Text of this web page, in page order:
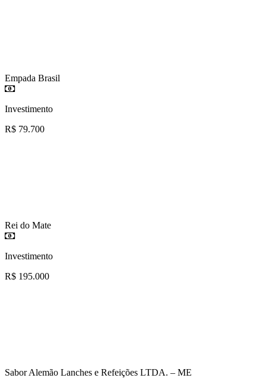
Empada Brasil
Investimento
R$ 79.700
Rei do Mate
Investimento
R$ 195.000
Sabor Alemão Lanches e Refeições LTDA. – ME